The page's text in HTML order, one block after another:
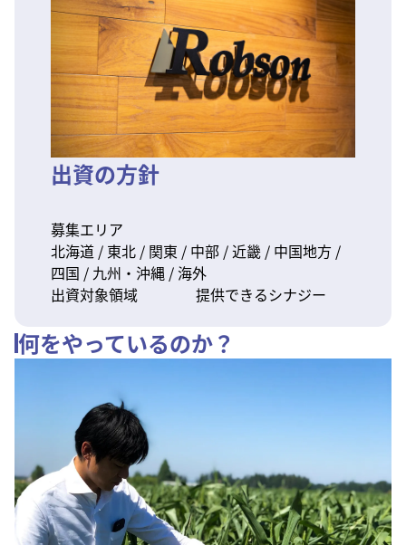
出資の方針
募集エリア
北海道 / 東北 / 関東 / 中部 / 近畿 / 中国地方 /
四国 / 九州・沖縄 / 海外
出資対象領域
提供できるシナジー
何をやっているのか？